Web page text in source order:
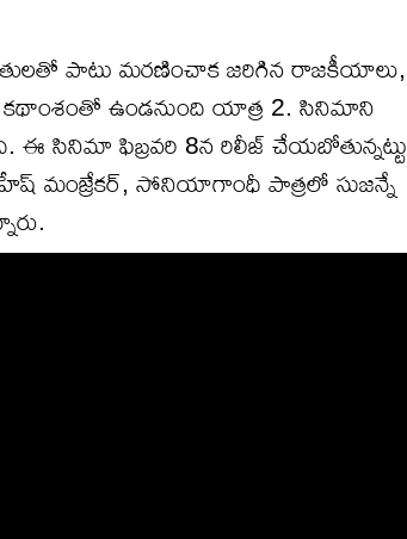
పాటు మరణించాక జరిగిన రాజకీయాలు,
కథాంశంతో ఉండనుంది యాత్ర 2. సినిమాని
ఈ సినిమా ఫిబ్రవరి 8న రిలీజ్ చేయబోతున్నట్టు
మంజ్రేకర్, సోనియాగాంధీ పాత్రలో సుజన్నే